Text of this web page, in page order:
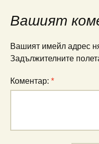
Вашият
Вашият имейл адрес
Задължителните
Коментар: *